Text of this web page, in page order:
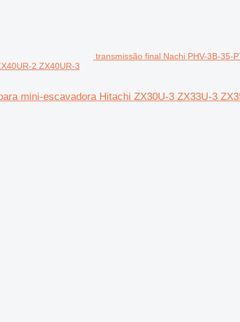
transmissão final Nachi PHV-3B-35-
2 ZX40UR-3
mini-escavadora Hitachi ZX30U-3 ZX33U-3